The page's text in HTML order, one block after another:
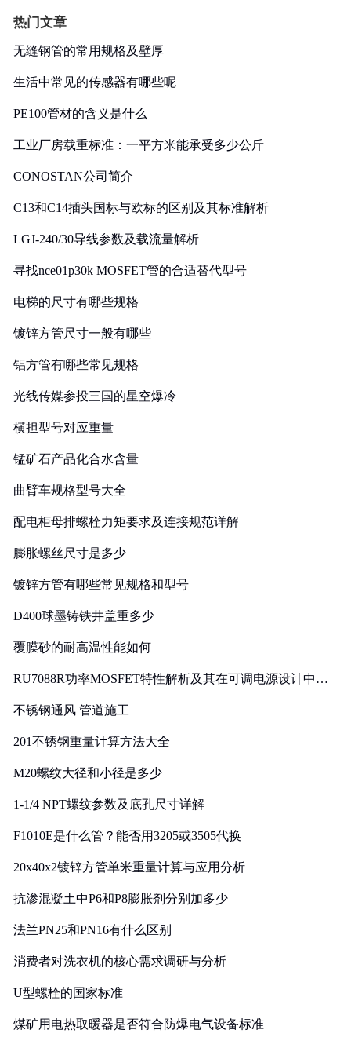
热门文章
无缝钢管的常用规格及壁厚
生活中常见的传感器有哪些呢
PE100管材的含义是什么
工业厂房载重标准：一平方米能承受多少公斤
CONOSTAN公司简介
C13和C14插头国标与欧标的区别及其标准解析
LGJ-240/30导线参数及载流量解析
寻找nce01p30k MOSFET管的合适替代型号
电梯的尺寸有哪些规格
镀锌方管尺寸一般有哪些
铝方管有哪些常见规格
光线传媒参投三国的星空爆冷
横担型号对应重量
锰矿石产品化合水含量
曲臂车规格型号大全
配电柜母排螺栓力矩要求及连接规范详解
膨胀螺丝尺寸是多少
镀锌方管有哪些常见规格和型号
D400球墨铸铁井盖重多少
覆膜砂的耐高温性能如何
RU7088R功率MOSFET特性解析及其在可调电源设计中的
不锈钢通风 管道施工
201不锈钢重量计算方法大全
M20螺纹大径和小径是多少
1-1/4 NPT螺纹参数及底孔尺寸详解
F1010E是什么管？能否用3205或3505代换
20x40x2镀锌方管单米重量计算与应用分析
抗渗混凝土中P6和P8膨胀剂分别加多少
法兰PN25和PN16有什么区别
消费者对洗衣机的核心需求调研与分析
U型螺栓的国家标准
煤矿用电热取暖器是否符合防爆电气设备标准